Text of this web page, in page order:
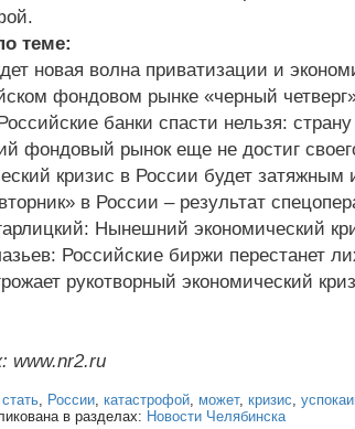
теме:
новая волна приватизации и
фондовом рынке «черный
банки спасти нельзя:
фондовый рынок еще не достиг
кризис в России будет затяжным
в России – результат
Нынешний экономический
Российские биржи перестанет
рукотворный экономический
www.nr2.ru
стать, России, катастрофой, может, кризис,
в разделах: Новости Челябинска